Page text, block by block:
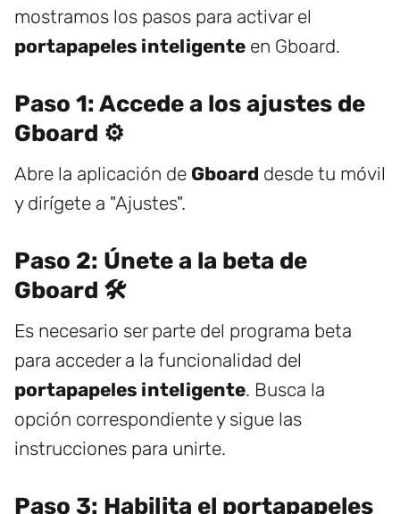
mostramos los pasos para activar el
portapapeles inteligente en Gboard.
Paso 1: Accede a los ajustes de
Gboard ⚙️
Abre la aplicación de Gboard desde tu móvil
y dirígete a "Ajustes".
Paso 2: Únete a la beta de
Gboard 🛠️
Es necesario ser parte del programa beta
para acceder a la funcionalidad del
portapapeles inteligente. Busca la
opción correspondiente y sigue las
instrucciones para unirte.
Paso 3: Habilita el portapapeles